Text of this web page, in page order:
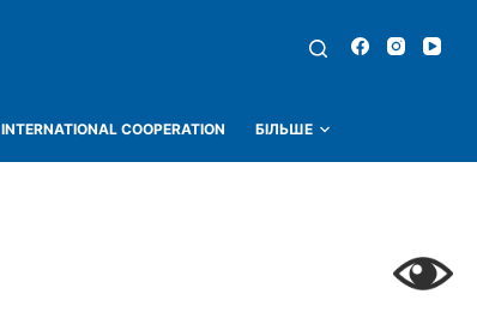
INTERNATIONAL COOPERATION БІЛЬШЕ